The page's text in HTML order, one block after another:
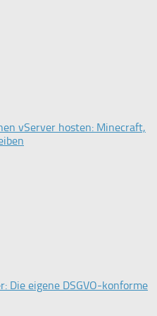
vServer hosten: Minecraft,
Die eigene DSGVO-konforme